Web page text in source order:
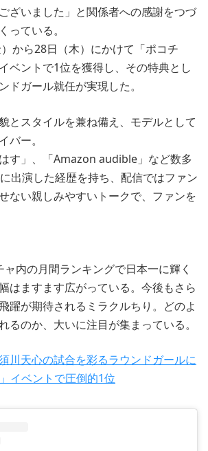
ざいました」と関係者への感謝をつづ
っている。
から28日（木）にかけて「ポコチ
ベントで1位を獲得し、その特典とし
ドガール就任が実現した。
とスタイルを兼ね備え、モデルとして
バー。
す」、「Amazon audible」など数多
出演した経歴を持ち、配信ではファン
ない親しみやすいトークで、ファンを
内の月間ランキングで日本一に輝く
はますます広がっている。今後もさら
躍が期待されるミラクルちり。どのよ
るのか、大いに注目が集まっている。
川天心の試合を彩るラウンドガールに
イベントで圧倒的1位